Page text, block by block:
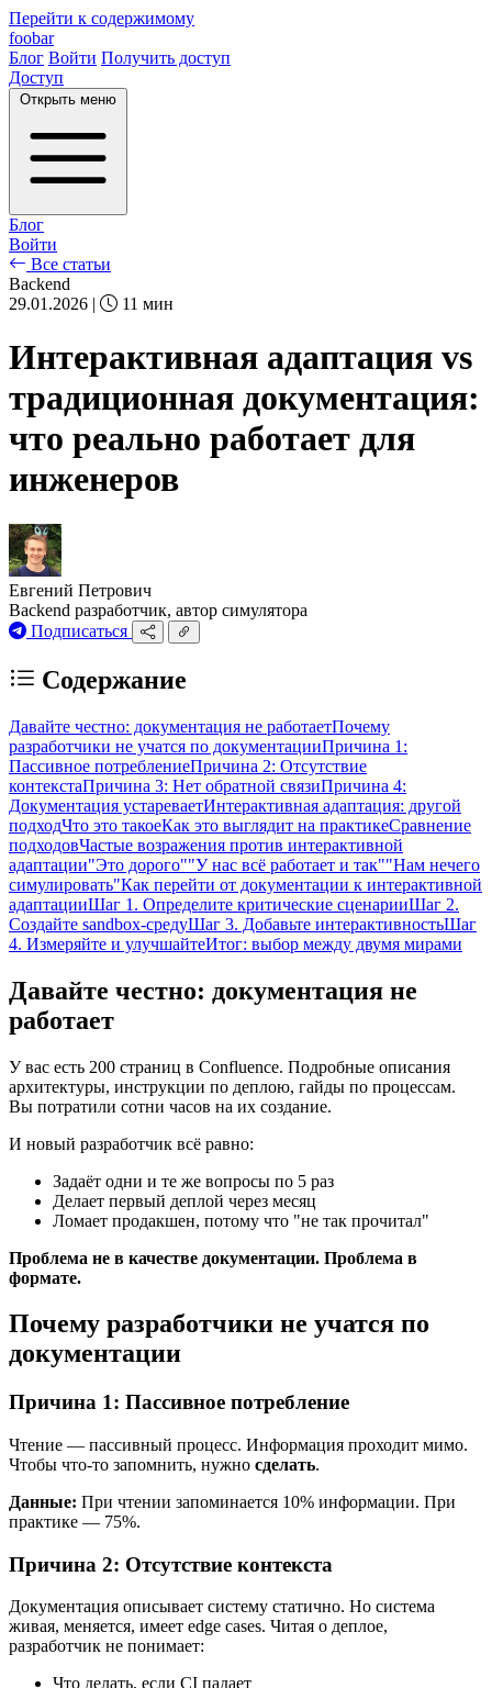
Перейти к содержимому
foobar
Блог Войти Получить доступ
Доступ
Открыть меню
Блог
Войти
Все статьи
Backend
29.01.2026 | 11 мин
Интерактивная адаптация vs
традиционная документация:
что реально работает для
инженеров
Евгений Петрович
Backend разработчик, автор симулятора
Подписаться
Содержание
Давайте честно: документация не работаетПочему
разработчики не учатся по документацииПричина 1:
Пассивное потреблениеПричина 2: Отсутствие
контекстаПричина 3: Нет обратной связиПричина 4:
Документация устареваетИнтерактивная адаптация: другой
подходЧто это такоеКак это выглядит на практикеСравнение
подходовЧастые возражения против интерактивной
адаптации"Это дорого""У нас всё работает и так""Нам нечего
симулировать"Как перейти от документации к интерактивной
адаптацииШаг 1. Определите критические сценарииШаг 2.
Создайте sandbox-средуШаг 3. Добавьте интерактивностьШаг
4. Измеряйте и улучшайтеИтог: выбор между двумя мирами
Давайте честно: документация не
работает
У вас есть 200 страниц в Confluence. Подробные описания
архитектуры, инструкции по деплою, гайды по процессам.
Вы потратили сотни часов на их создание.
И новый разработчик всё равно:
Задаёт одни и те же вопросы по 5 раз
Делает первый деплой через месяц
Ломает продакшен, потому что "не так прочитал"
Проблема не в качестве документации. Проблема в
формате.
Почему разработчики не учатся по
документации
Причина 1: Пассивное потребление
Чтение — пассивный процесс. Информация проходит мимо.
Чтобы что-то запомнить, нужно сделать.
Данные: При чтении запоминается 10% информации. При
практике — 75%.
Причина 2: Отсутствие контекста
Документация описывает систему статично. Но система
живая, меняется, имеет edge cases. Читая о деплое,
разработчик не понимает:
Что делать, если CI падает